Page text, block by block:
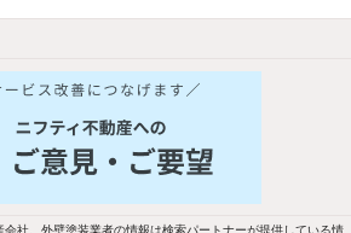
り込んでいます！
2階以上
ペット相談
会社、外壁塗装業者の情報は検索パートナーが提供している情